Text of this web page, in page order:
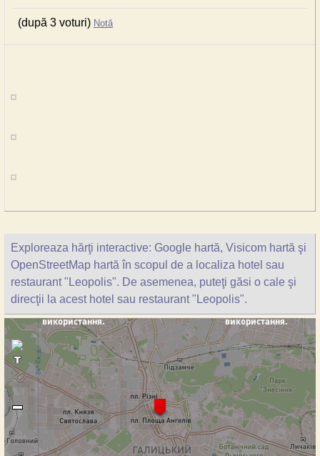
(după 3 voturi) Notă
Exploreaza hărţi interactive: Google hartă, Visicom hartă şi
OpenStreetMap hartă în scopul de a localiza hotel sau
restaurant "Leopolis". De asemenea, puteţi găsi o cale şi
direcţii la acest hotel sau restaurant "Leopolis".